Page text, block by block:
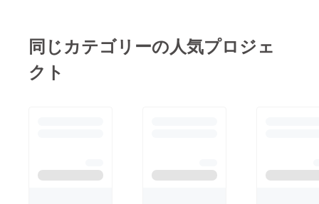
性を秘めていると感じ
とのことでしたが、こ
同じカテゴリーの人気プロジェ
クト